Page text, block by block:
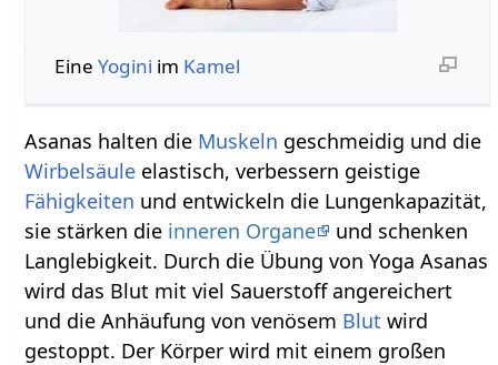
Eine Yogini im Kamel
Asanas halten die Muskeln geschmeidig und die
Wirbelsäule elastisch, verbessern geistige
Fähigkeiten und entwickeln die Lungenkapazität,
sie stärken die inneren Organe
und schenken
Langlebigkeit. Durch die Übung von Yoga Asanas
wird das Blut mit viel Sauerstoff angereichert
und die Anhäufung von venösem Blut wird
gestoppt. Der Körper wird mit einem großen